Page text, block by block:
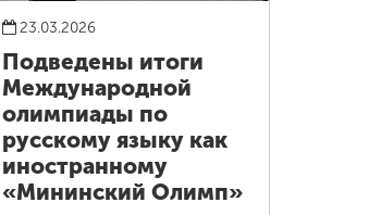
23.03.2026
Подведены итоги
Международной
олимпиады по
русскому языку как
иностранному
«Мининский Олимп»